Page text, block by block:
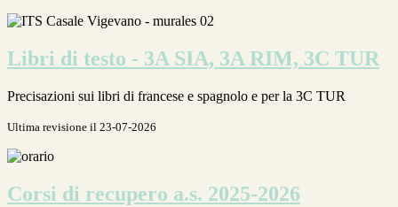
Libri di testo - 3A SIA, 3A RIM, 3C TUR
Precisazioni sui libri di francese e spagnolo e per la 3C TUR
Ultima revisione il 23-07-2026
Corsi di recupero a.s. 2025-2026